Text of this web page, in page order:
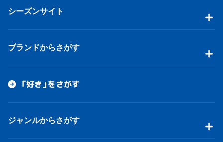
シーズンサイト
ブランドからさがす
「好き」をさがす
ジャンルからさがす